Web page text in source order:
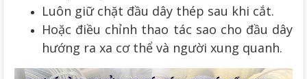
Luôn giữ chặt đầu dây thép sau khi cắt.
Hoặc điều chỉnh thao tác sao cho đầu dây
hướng ra xa cơ thể và người xung quanh.